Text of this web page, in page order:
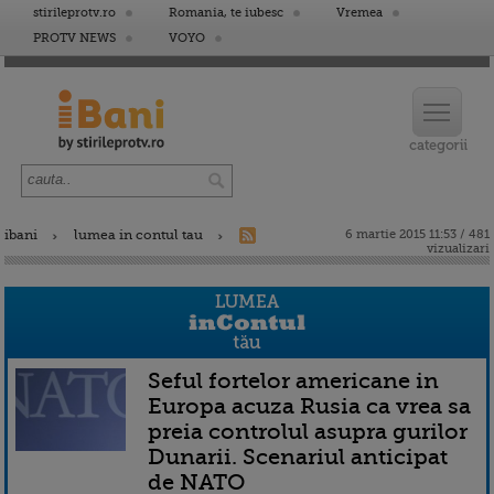
stirileprotv.ro Romania, te iubesc
Vremea
PROTV NEWS
VOYO
ibani lumea in contul tau
6 martie 2015 11:53 / 481
vizualizari
Seful fortelor americane in
Europa acuza Rusia ca vrea sa
preia controlul asupra gurilor
Dunarii. Scenariul anticipat
de NATO